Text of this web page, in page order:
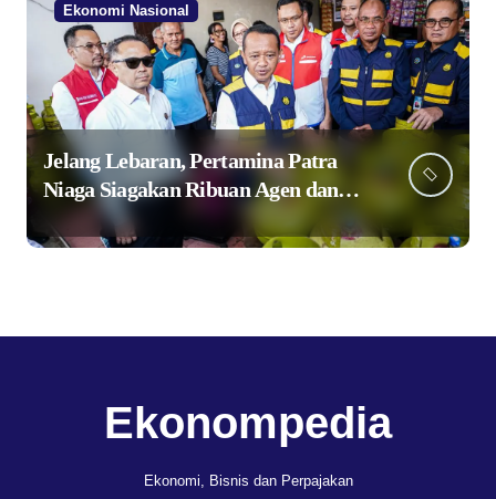
Ekonomi Nasional
Jelang Lebaran, Pertamina Patra
Niaga Siagakan Ribuan Agen dan
Pangkalan LPG 3 Kg
Ekonompedia
Ekonomi, Bisnis dan Perpajakan